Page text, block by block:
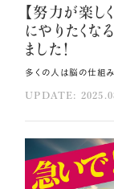
【努力が楽
にやりたくな
ました！
UPDATE: